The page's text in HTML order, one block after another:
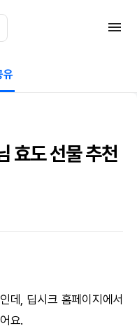
유
효도 선물 추천
데, 딥시크 홈페이지에서
요.